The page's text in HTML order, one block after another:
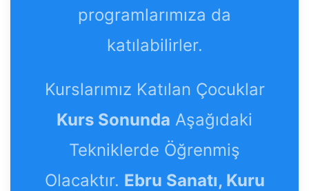
programlarımıza da
katılabilirler.
Kurslarımız Katılan Çocuklar
Kurs Sonunda Aşağıdaki
Tekniklerde Öğrenmiş
Olacaktır. Ebru Sanatı, Kuru